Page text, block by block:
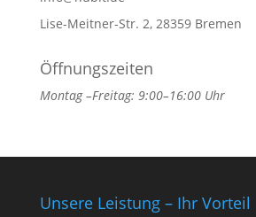
Lise-Meitner-Str. 2, 28359 Bremen
Öffnungszeiten
Montag –Freitag: 9:00–16:00 Uhr
Unsere Leistung – Ihr Vorteil